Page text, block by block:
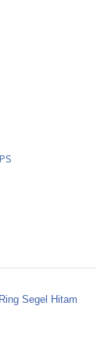
Segel Hitam